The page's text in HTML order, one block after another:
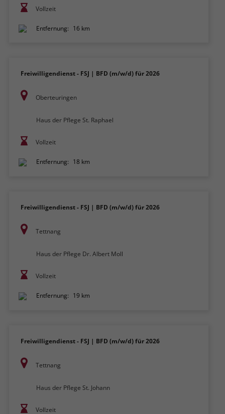
Vollzeit
Entfernung: 16 km
Freiwilligendienst - FSJ | BFD (m/w/d) für 2026
Oberteuringen
Haus der Pflege St. Raphael
Vollzeit
Entfernung: 18 km
Freiwilligendienst - FSJ | BFD (m/w/d) für 2026
Tettnang
Haus der Pflege Dr. Albert Moll
Vollzeit
Entfernung: 19 km
Freiwilligendienst - FSJ | BFD (m/w/d) für 2026
Tettnang
Haus der Pflege St. Johann
Vollzeit